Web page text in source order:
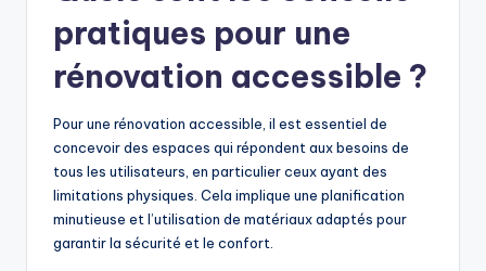
pratiques pour une
rénovation accessible ?
Pour une rénovation accessible, il est essentiel de
concevoir des espaces qui répondent aux besoins de
tous les utilisateurs, en particulier ceux ayant des
limitations physiques. Cela implique une planification
minutieuse et l’utilisation de matériaux adaptés pour
garantir la sécurité et le confort.